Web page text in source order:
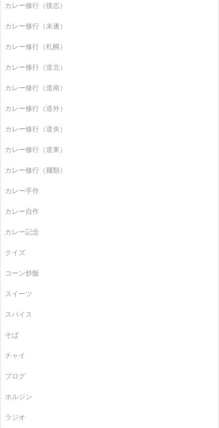
カレー修行（後志）
カレー修行（未遂）
カレー修行（札幌）
カレー修行（道北）
カレー修行（道南）
カレー修行（道外）
カレー修行（道央）
カレー修行（道東）
カレー修行（麺類）
カレー手作
カレー自作
カレー記念
クイズ
コーン炒飯
スイーツ
スパイス
そば
チャイ
ブログ
ホルジン
ラジオ